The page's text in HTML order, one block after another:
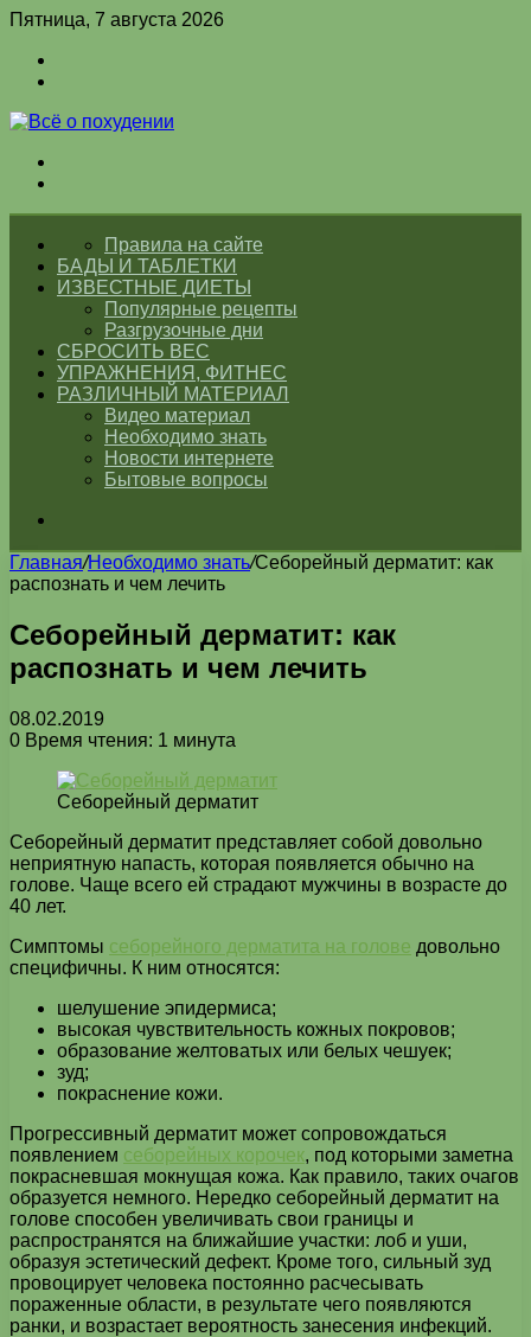
Пятница, 7 августа 2026
ГЛАВНАЯПравила на сайте
БАДЫ И ТАБЛЕТКИ
ИЗВЕСТНЫЕ ДИЕТЫ
Популярные рецепты
Разгрузочные дни
СБРОСИТЬ ВЕС
УПРАЖНЕНИЯ, ФИТНЕС
РАЗЛИЧНЫЙ МАТЕРИАЛ
Видео материал
Необходимо знать
Новости интернете
Бытовые вопросы
Главная/Необходимо знать/Себорейный дерматит: как
распознать и чем лечить
Себорейный дерматит: как
распознать и чем лечить
08.02.2019
0 Время чтения: 1 минута
Себорейный дерматит
Себорейный дерматит представляет собой довольно
неприятную напасть, которая появляется обычно на
голове. Чаще всего ей страдают мужчины в возрасте до
40 лет.
Симптомы себорейного дерматита на голове довольно
специфичны. К ним относятся:
шелушение эпидермиса;
высокая чувствительность кожных покровов;
образование желтоватых или белых чешуек;
зуд;
покраснение кожи.
Прогрессивный дерматит может сопровождаться
появлением себорейных корочек, под которыми заметна
покрасневшая мокнущая кожа. Как правило, таких очагов
образуется немного. Нередко себорейный дерматит на
голове способен увеличивать свои границы и
распространятся на ближайшие участки: лоб и уши,
образуя эстетический дефект. Кроме того, сильный зуд
провоцирует человека постоянно расчесывать
пораженные области, в результате чего появляются
ранки, и возрастает вероятность занесения инфекций.